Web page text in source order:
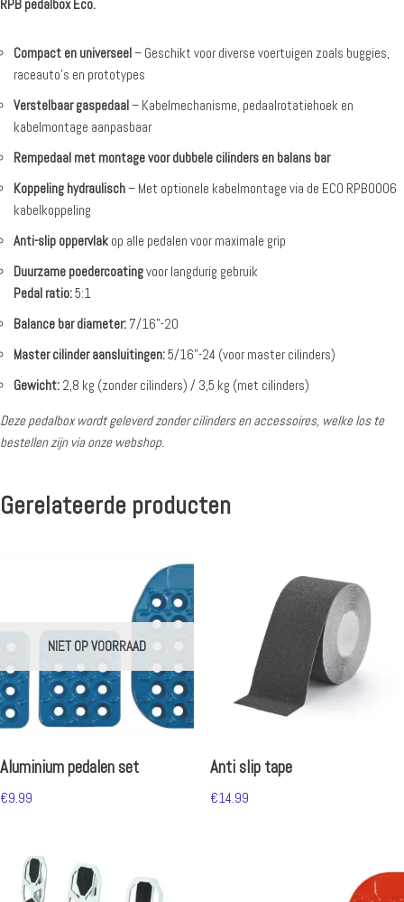
RPB pedalbox Eco.
Compact en universeel– Geschikt voor diverse voertuigen zoals buggies,
raceauto’s en prototypes
Verstelbaar gaspedaal– Kabelmechanisme, pedaalrotatiehoek en
kabelmontage aanpasbaar
Rempedaal met montage voor dubbele cilinders en balans bar
Koppeling hydraulisch– Met optionele kabelmontage via de ECO RPB0006
kabelkoppeling
Anti-slip oppervlak op alle pedalen voor maximale grip
Duurzame poedercoatingvoor langdurig gebruik
Pedal ratio:5:1
Balance bar diameter: 7/16”-20
Master cilinder aansluitingen:5/16”-24 (voor master cilinders)
Gewicht: 2,8 kg (zonder cilinders) / 3,5 kg (met cilinders)
Deze pedalbox wordt geleverd zonder cilinders en accessoires, welke los te
bestellen zijn via onze webshop.
Gerelateerde producten
NIET OP VOORRAAD
Aluminium pedalen set
€9.99
Anti slip tape
€14.99